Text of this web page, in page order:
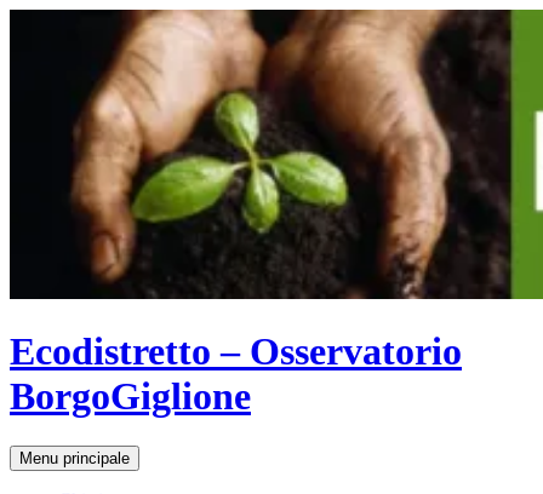
Ecodistretto – Osservatorio
BorgoGiglione
Cerca
Menu principale